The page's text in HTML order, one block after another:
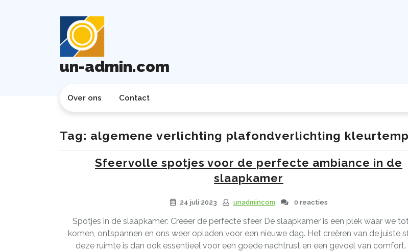
un-admin.com
Over ons Contact
Tag: algemene verlichting plafondverlichting
Sfeervolle spotjes voor de perfecte ambiance in de
slaapkamer
24 juli 2023 unadmincom 0 reacties
Spotjes in de slaapkamer: Creëer de perfecte sfeer De slaapkamer is een plek waar we
komen, ontspannen en ons weer opladen voor een nieuwe dag. Het creëren van de juiste
deze ruimte is dan ook essentieel voor een goede nachtrust en een gevoel van comfort.